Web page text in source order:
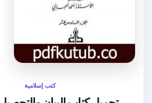
كتب إسلامية